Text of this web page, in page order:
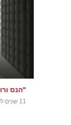
"הנס
11 שנים לפני